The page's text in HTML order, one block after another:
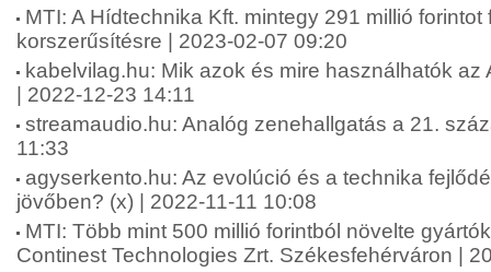
MTI: A Hídtechnika Kft. mintegy 291 millió
korszerűsítésre | 2023-02-07 09:20
kabelvilag.hu: Mik azok és mire használhatók az
| 2022-12-23 14:11
streamaudio.hu: Analóg zenehallgatás a 21.
11:33
agyserkento.hu: Az evolúció és a technika
jövőben? (x) | 2022-11-11 10:08
MTI: Több mint 500 millió forintból növelte
Continest Technologies Zrt. Székesfehérváron |